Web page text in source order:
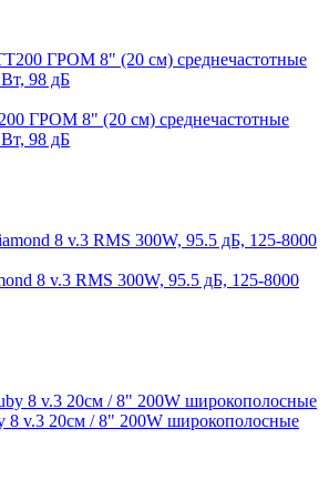
ГРОМ 8" (20 см) среднечастотные
Вт, 98 дБ
8 v.3 RMS 300W, 95.5 дБ, 125-8000
8 v.3 20см / 8" 200W широкополосные